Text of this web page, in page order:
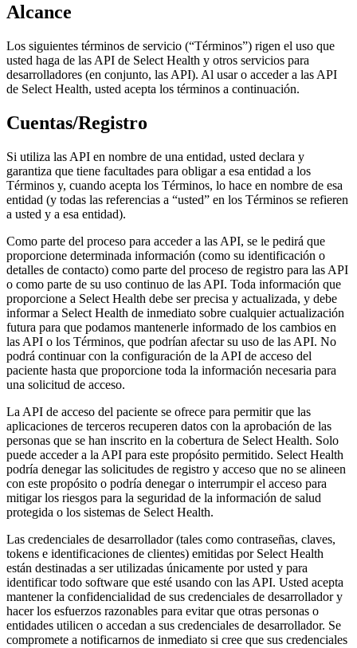
Alcance
Los siguientes términos de servicio (“Términos”) rigen el uso que
usted haga de las API de Select Health y otros servicios para
desarrolladores (en conjunto, las API). Al usar o acceder a las API
de Select Health, usted acepta los términos a continuación.
Cuentas/Registro
Si utiliza las API en nombre de una entidad, usted declara y
garantiza que tiene facultades para obligar a esa entidad a los
Términos y, cuando acepta los Términos, lo hace en nombre de esa
entidad (y todas las referencias a “usted” en los Términos se refieren
a usted y a esa entidad).
Como parte del proceso para acceder a las API, se le pedirá que
proporcione determinada información (como su identificación o
detalles de contacto) como parte del proceso de registro para las API
o como parte de su uso continuo de las API. Toda información que
proporcione a Select Health debe ser precisa y actualizada, y debe
informar a Select Health de inmediato sobre cualquier actualización
futura para que podamos mantenerle informado de los cambios en
las API o los Términos, que podrían afectar su uso de las API. No
podrá continuar con la configuración de la API de acceso del
paciente hasta que proporcione toda la información necesaria para
una solicitud de acceso.
La API de acceso del paciente se ofrece para permitir que las
aplicaciones de terceros recuperen datos con la aprobación de las
personas que se han inscrito en la cobertura de Select Health. Solo
puede acceder a la API para este propósito permitido. Select Health
podría denegar las solicitudes de registro y acceso que no se alineen
con este propósito o podría denegar o interrumpir el acceso para
mitigar los riesgos para la seguridad de la información de salud
protegida o los sistemas de Select Health.
Las credenciales de desarrollador (tales como contraseñas, claves,
tokens e identificaciones de clientes) emitidas por Select Health
están destinadas a ser utilizadas únicamente por usted y para
identificar todo software que esté usando con las API. Usted acepta
mantener la confidencialidad de sus credenciales de desarrollador y
hacer los esfuerzos razonables para evitar que otras personas o
entidades utilicen o accedan a sus credenciales de desarrollador. Se
compromete a notificarnos de inmediato si cree que sus credenciales